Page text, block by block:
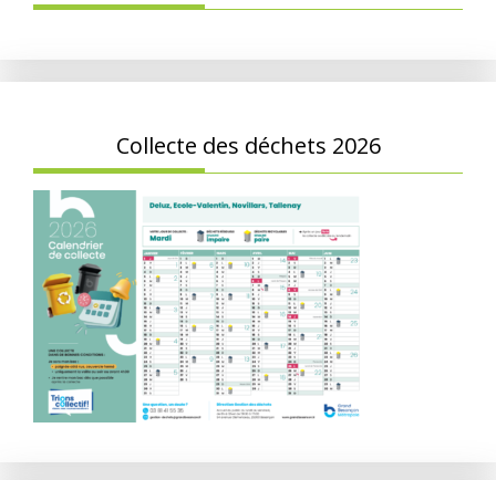
Collecte des déchets 2026